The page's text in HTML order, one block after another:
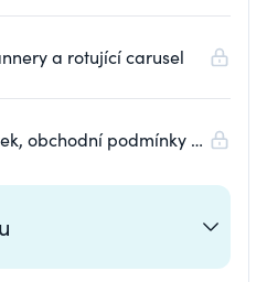
a rotující carusel
obchodní podmínky a